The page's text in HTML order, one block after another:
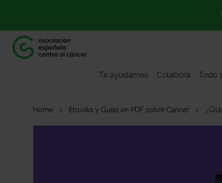
Te ayudamos Colabora Todo
Home Ebooks y Guías en PDF sobre Cáncer